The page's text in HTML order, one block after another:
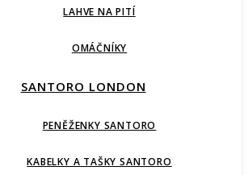
LAHVE NA PITÍ
OMÁČNÍKY
SANTORO LONDON
PENĚŽENKY SANTORO
KABELKY A TAŠKY SANTORO